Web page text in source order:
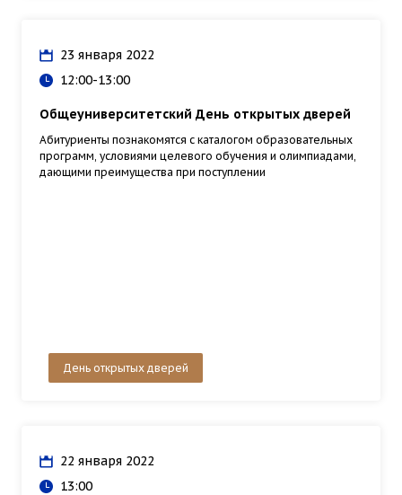
23 января 2022
12:00-13:00
Общеуниверситетский День открытых дверей
Абитуриенты познакомятся с каталогом образовательных
программ, условиями целевого обучения и олимпиадами,
дающими преимущества при поступлении
День открытых дверей
22 января 2022
13:00